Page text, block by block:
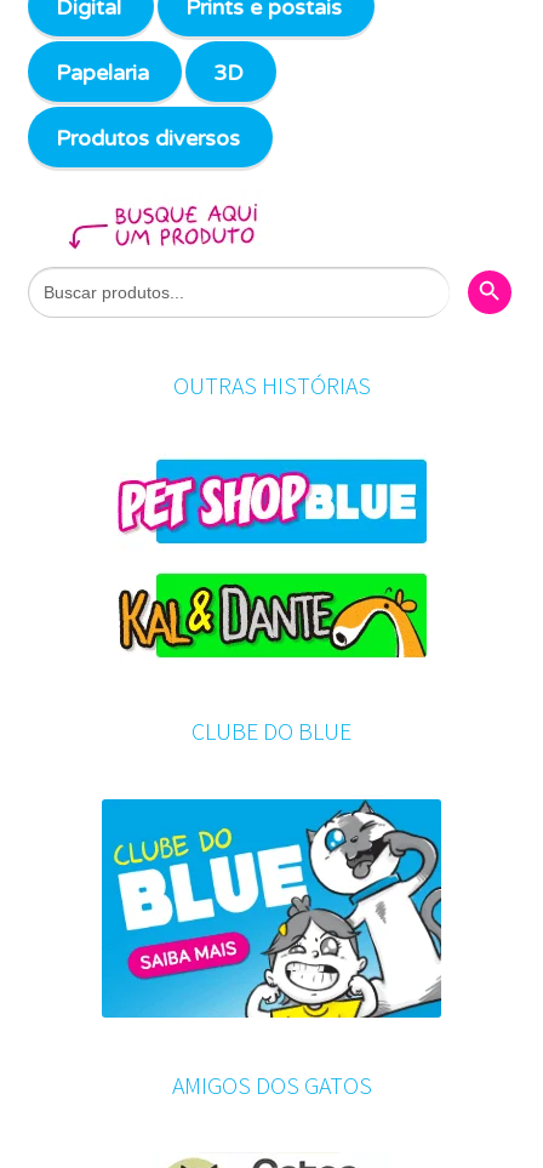
Digital Prints e postais
Papelaria 3D
Produtos diversos
Search
for:
Search
OUTRAS HISTÓRIAS
CLUBE DO BLUE
AMIGOS DOS GATOS